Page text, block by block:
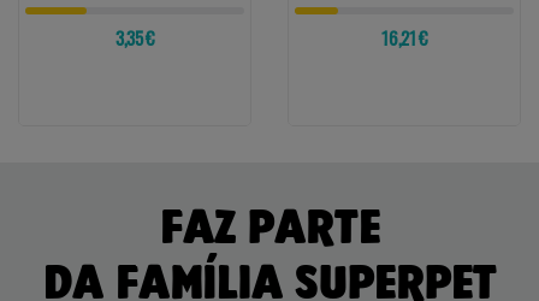
3,35 € 16,21 €
FAZ PARTE
DA FAMÍLIA SUPERPET